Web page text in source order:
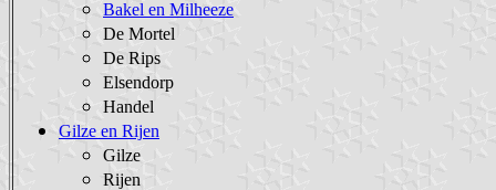
Bakel en Milheeze
De Mortel
De Rips
Elsendorp
Handel
Gilze en Rijen
Gilze
Rijen